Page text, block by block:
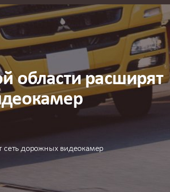
области расширят
сеть дорожных видеокамер